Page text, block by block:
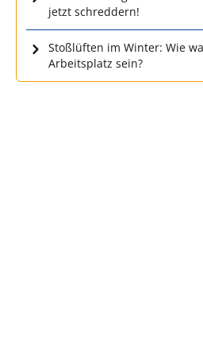
jetzt schreddern!
Stoßlüften im Winter: Wie
Arbeitsplatz sein?